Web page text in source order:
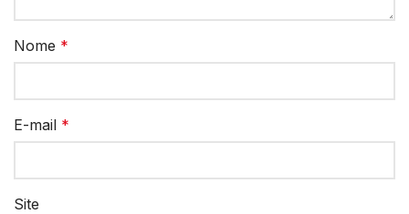
Nome *
E-mail *
Site